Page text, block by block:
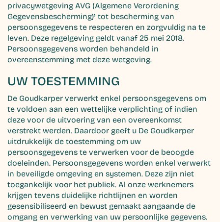
privacywetgeving AVG (Algemene Verordening
Gegevensbescherming)¹ tot bescherming van
persoonsgegevens te respecteren en zorgvuldig na te
leven. Deze regelgeving geldt vanaf 25 mei 2018.
Persoonsgegevens worden behandeld in
overeenstemming met deze wetgeving.
UW TOESTEMMING
De Goudkarper verwerkt enkel persoonsgegevens om
te voldoen aan een wettelijke verplichting of indien
deze voor de uitvoering van een overeenkomst
verstrekt werden. Daardoor geeft u De Goudkarper
uitdrukkelijk de toestemming om uw
persoonsgegevens te verwerken voor de beoogde
doeleinden. Persoonsgegevens worden enkel verwerkt
in beveiligde omgeving en systemen. Deze zijn niet
toegankelijk voor het publiek. Al onze werknemers
krijgen tevens duidelijke richtlijnen en worden
gesensibiliseerd en bewust gemaakt aangaande de
omgang en verwerking van uw persoonlijke gegevens.